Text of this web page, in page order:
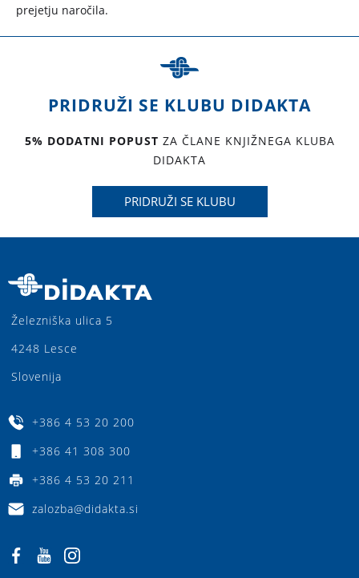
prejetju naročila.
PRIDRUŽI SE KLUBU DIDAKTA
5% DODATNI POPUST ZA ČLANE KNJIŽNEGA KLUBA
DIDAKTA
PRIDRUŽI SE KLUBU
Železniška ulica 5
4248 Lesce
Slovenija
+386 4 53 20 200
+386 41 308 300
+386 4 53 20 211
zalozba@didakta.si